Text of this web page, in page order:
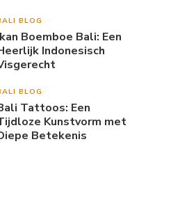
BLOG
Boemboe Bali: Een
Indonesisch
BLOG
Tattoos: Een
Kunstvorm met
Betekenis